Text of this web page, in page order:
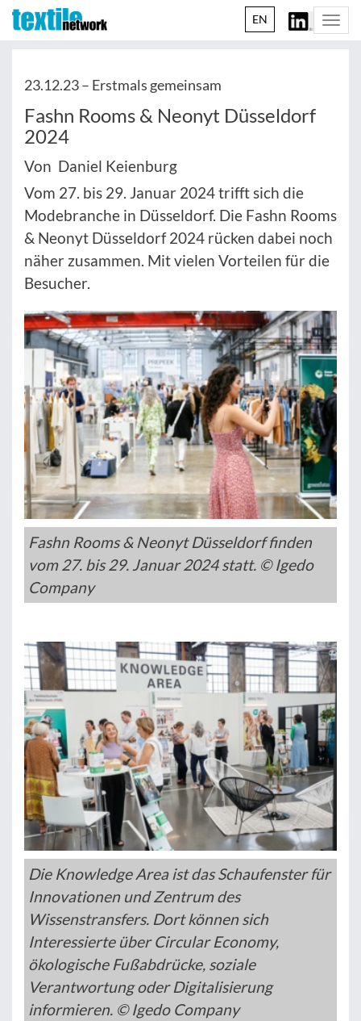
EN
23.12.23 – Erstmals gemeinsam
Fashn Rooms & Neonyt Düsseldorf
2024
Von Daniel Keienburg
Vom 27. bis 29. Januar 2024 trifft sich die
Modebranche in Düsseldorf. Die Fashn Rooms
& Neonyt Düsseldorf 2024 rücken dabei noch
näher zusammen. Mit vielen Vorteilen für die
Besucher.
Fashn Rooms & Neonyt Düsseldorf finden
vom 27. bis 29. Januar 2024 statt. © Igedo
Company
Die Knowledge Area ist das Schaufenster für
Innovationen und Zentrum des
Wissenstransfers. Dort können sich
Interessierte über Circular Economy,
ökologische Fußabdrücke, soziale
Verantwortung oder Digitalisierung
informieren. © Igedo Company